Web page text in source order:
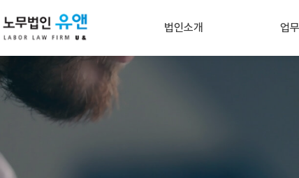
법인소개 업